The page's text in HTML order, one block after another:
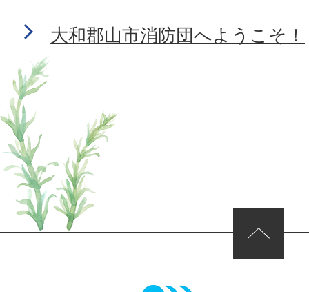
大和郡山市消防団へようこそ！
ページの先頭へ